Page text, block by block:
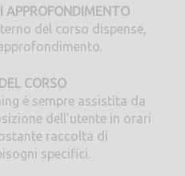
APPROFONDIMENTO
del corso dispense,
CORSO
è sempre assistita da
dell'utente in orari
raccolta di
specifici.